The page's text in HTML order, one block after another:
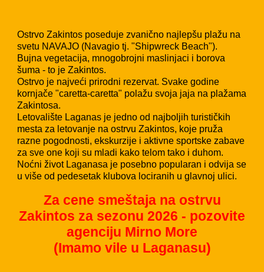
Ostrvo Zakintos poseduje zvanično najlepšu plažu na
svetu NAVAJO (Navagio tj. "Shipwreck Beach").
Bujna vegetacija, mnogobrojni maslinjaci i borova
šuma - to je Zakintos.
Ostrvo je najveći prirodni rezervat. Svake godine
kornjače "caretta-caretta" polažu svoja jaja na plažama
Zakintosa.
Letovalište Laganas je jedno od najboljih turističkih
mesta za letovanje na ostrvu Zakintos, koje pruža
razne pogodnosti, ekskurzije i aktivne sportske zabave
za sve one koji su mladi kako telom tako i duhom.
Noćni život Laganasa je posebno popularan i odvija se
u više od pedesetak klubova lociranih u glavnoj ulici.
Za cene smeštaja na ostrvu
Zakintos za sezonu 2026 - pozovite
agenciju Mirno More
(Imamo vile u Laganasu)